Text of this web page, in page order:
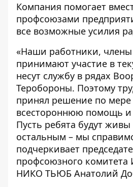
Компания помогает
профсоюзами
все возможные усилия
«Наши работники,
принимают участие в
несут службу в рядах
Теробороны. Поэтому
принял решение по мере
всестороннюю помощь и
Пусть ребята будут
остальным – мы
подчеркивает
профсоюзного
НИКО ТЬЮБ Анатолий